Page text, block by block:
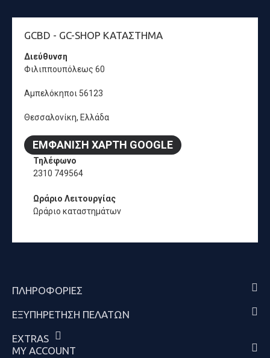
GCBD - GC-SHOP ΚΑΤΆΣΤΗΜΑ
Διεύθυνση
Φιλιππουπόλεως 60
Αμπελόκηποι 56123
Θεσσαλονίκη, Ελλάδα
ΕΜΦΆΝΙΣΗ ΧΆΡΤΗ GOOGLE
Τηλέφωνο
2310 749564
Ωράριο Λειτουργίας
Ωράριο καταστημάτων
ΠΛΗΡΟΦΟΡΊΕΣ
ΕΞΥΠΗΡΈΤΗΣΗ ΠΕΛΑΤΏΝ
EXTRAS
MY ACCOUNT